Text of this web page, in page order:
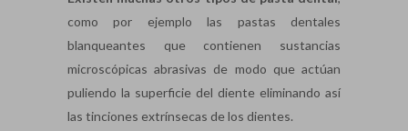
como por ejemplo las pastas dentales
blanqueantes que contienen sustancias
microscópicas abrasivas de modo que actúan
puliendo la superficie del diente eliminando así
las tinciones extrínsecas de los dientes.